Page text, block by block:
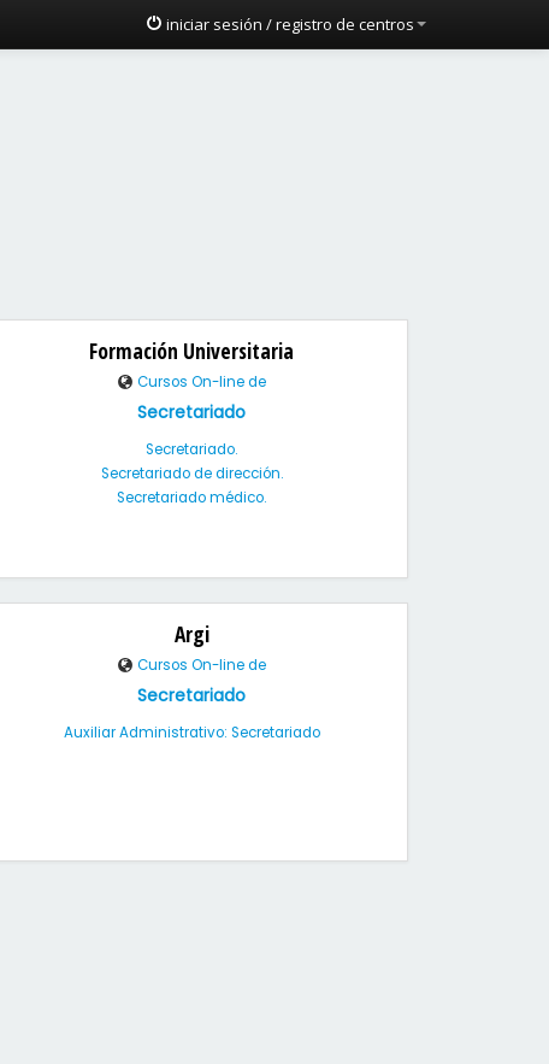
iniciar sesión / registro de centros
Formación Universitaria
Cursos On-line de
Secretariado
Secretariado.
Secretariado de dirección.
Secretariado médico.
Argi
Cursos On-line de
Secretariado
Auxiliar Administrativo: Secretariado